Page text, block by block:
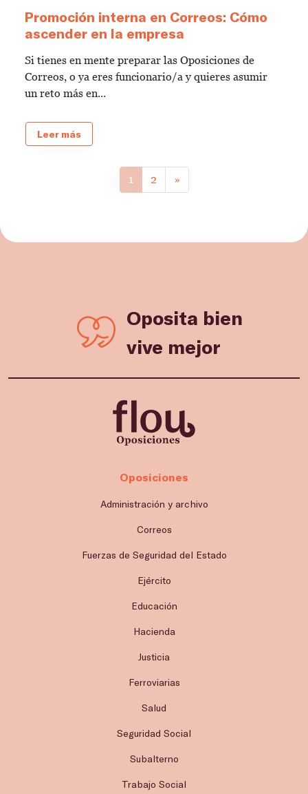
Promoción interna en Correos: Cómo
ascender en la empresa
Si tienes en mente preparar las Oposiciones de
Correos, o ya eres funcionario/a y quieres asumir
un reto más en...
Leer más
1 2 »
Oposita bien
vive mejor
Oposiciones
Administración y archivo
Correos
Fuerzas de Seguridad del Estado
Ejército
Educación
Hacienda
Justicia
Ferroviarias
Salud
Seguridad Social
Subalterno
Trabajo Social